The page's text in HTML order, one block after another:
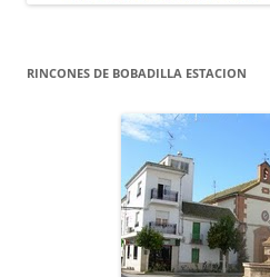
RINCONES DE BOBADILLA ESTACION